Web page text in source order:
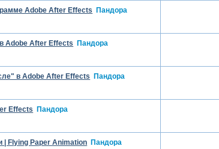
Adobe After Effects Пандора
Adobe After Effects Пандора
в Adobe After Effects Пандора
Effects Пандора
Flying Paper Animation Пандора